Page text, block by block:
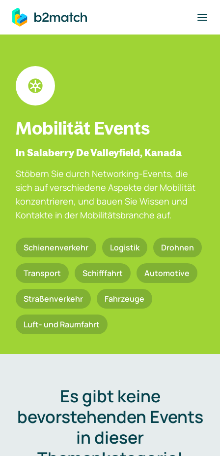
springen
Mobilität Events
In Salaberry De Valleyfield, Kanada
Stöbern Sie durch Networking-Events, die
sich auf verschiedene Aspekte der Mobilität
konzentrieren, und bauen Sie Wissen und
Kontakte in der Mobilitätsbranche auf.
Schienenverkehr Logistik Drohnen
Transport Schifffahrt Automotive
Straßenverkehr Fahrzeuge
Luft- und Raumfahrt
Es gibt keine
bevorstehenden Events
in dieser